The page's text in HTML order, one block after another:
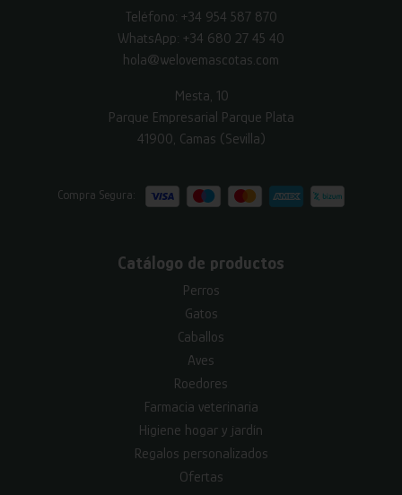
Teléfono: +34 954 587 870
WhatsApp: +34 680 27 45 40
hola@welovemascotas.com
Mesta, 10
Parque Empresarial Parque Plata
41900, Camas (Sevilla)
Compra Segura:
Catálogo de productos
Perros
Gatos
Caballos
Aves
Roedores
Farmacia veterinaria
Higiene hogar y jardín
Regalos personalizados
Ofertas